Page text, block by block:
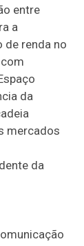
entre
a
de renda no
da
mercados
da